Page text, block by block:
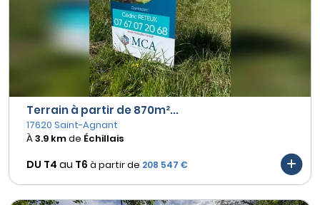
Terrain à partir de 870m²...
17620 Saint-Agnant
À3.9 kmde Échillais
DU T4 au T6 à partir de 208 547 €